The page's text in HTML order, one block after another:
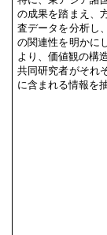
の成果を踏まえ、
査データを分析し
の関連性を明かに
より、価値観の構
共同研究者がそれ
に含まれる情報を